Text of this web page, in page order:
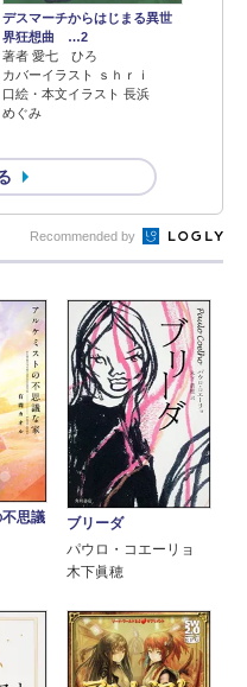
デスマーチからはじまる異世
界狂想曲 …2
著者 愛七 ひろ
カバーイラスト ｓｈｒｉ
口絵・本文イラスト 長浜
めぐみ
Recommended by
思議
ブリーダ
パウロ・コエーリョ
木下眞穂